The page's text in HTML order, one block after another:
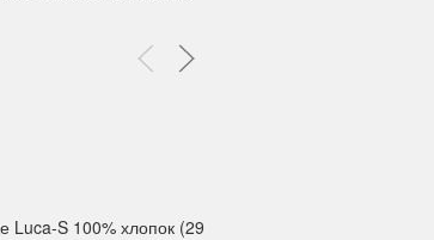
любимых "Чудесной иглы" и "Жар-Птицы"....
Luca-S 100% хлопок (29